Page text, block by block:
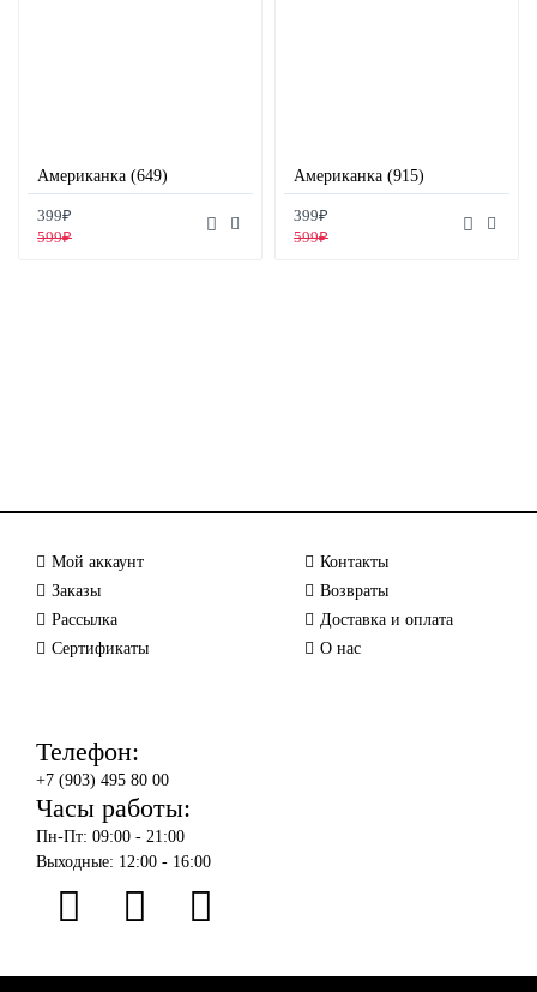
Американка (649)
399₽
599₽
Американка (915)
399₽
599₽
Мой аккаунт
Заказы
Рассылка
Сертификаты
Контакты
Возвраты
Доставка и оплата
О нас
Телефон:
+7 (903) 495 80 00
Часы работы:
Пн-Пт: 09:00 - 21:00
Выходные: 12:00 - 16:00